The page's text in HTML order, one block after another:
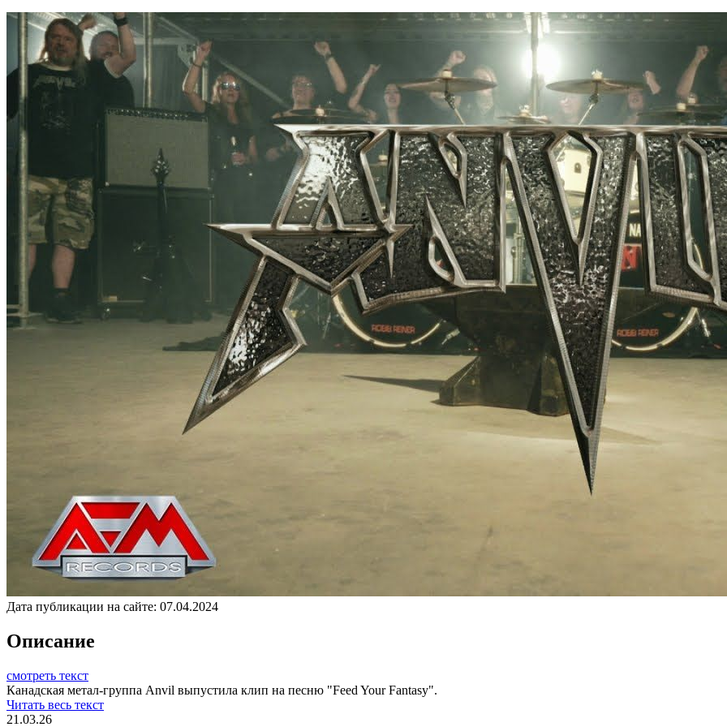
Дата публикации на сайте: 07.04.2024
Описание
смотреть текст
Канадская метал-группа Anvil выпустила клип на песню "Feed Your Fantasy".
Читать весь текст
21.03.26